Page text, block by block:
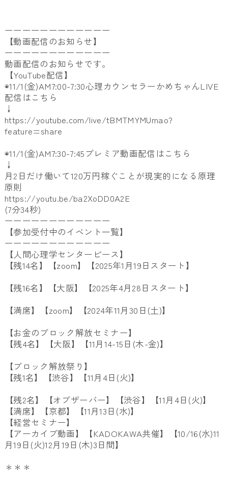
ーーーーーーーーーーーー
【動画配信のお知らせ】
ーーーーーーーーーーーー
動画配信のお知らせです。
【YouTube配信】
◉11/1(金)AM7:00-7:30心理カウンセラーかめちゃんLIVE
配信はこちら
↓
https://youtube.com/live/tBMTMYMUmao?
feature=share
◉11/1(金)AM7:30-7:45プレミア動画配信はこちら
↓
月2日だけ働いて120万円稼ぐことが現実的になる原理
原則
https://youtu.be/ba2XoDD0A2E
(7分34秒)
ーーーーーーーーーーーー
【参加受付中のイベント一覧】
ーーーーーーーーーーーー
【人間心理学センターピース】
【残14名】【zoom】【2025年1月19日スタート】
【残16名】【大阪】【2025年4月28日スタート】
【満席】【zoom】【2024年11月30日(土)】
【お金のブロック解放セミナー】
【残4名】【大阪】【11月14-15日(木-金)】
【ブロック解放祭り】
【残1名】【渋谷】【11月4日(火)】
【残2名】【オブザーバー】【渋谷】【11月4日(火)】
【満席】【京都】【11月13日(水)】
【経営セミナー】
【アーカイブ動画】【KADOKAWA共催】【10/16(水)11
月19日(火)12月19日(木)3日間】
＊＊＊